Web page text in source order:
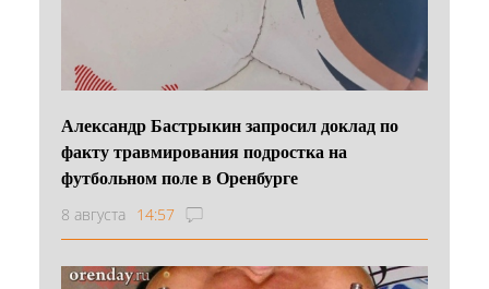
Александр Бастрыкин запросил доклад по
факту травмирования подростка на
футбольном поле в Оренбурге
8 августа 14:57